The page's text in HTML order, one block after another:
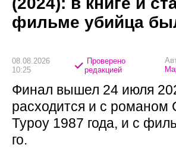
фильме убийца
08.08.2026
10:25
Проверено
редакцией
Финал вышел 24 июля
расходится и с романом
Туроу 1987 года, и с
го.